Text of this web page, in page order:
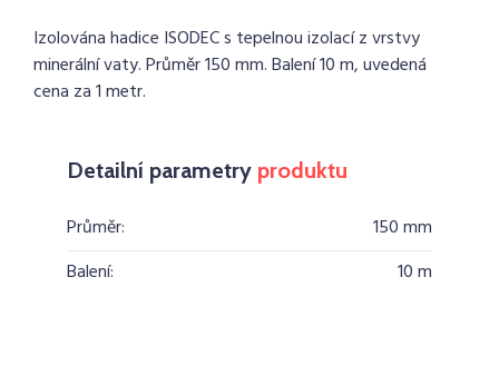
Izolována hadice ISODEC s tepelnou izolací z vrstvy
minerální vaty. Průměr 150 mm. Balení 10 m, uvedená
cena za 1 metr.
Detailní parametry produktu
Průměr:
150 mm
Balení:
10 m